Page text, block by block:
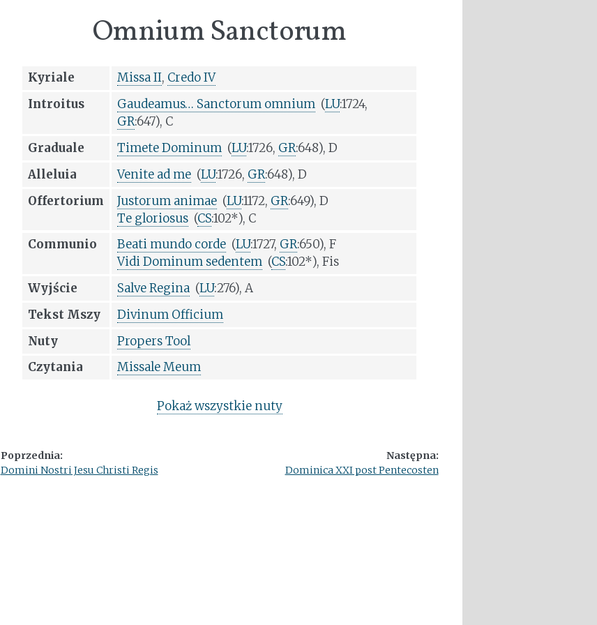
Omnium Sanctorum
Kyriale Missa II, Credo IV
Introitus
Gaudeamus… Sanctorum omnium (LU:1724,
GR:647), C
Graduale
Timete Dominum (LU:1726, GR:648), D
Alleluia
Venite ad me (LU:1726, GR:648), D
Offertorium
Justorum animae (LU:1172, GR:649), D
Te gloriosus (CS:102*), C
Communio
Beati mundo corde (LU:1727, GR:650), F
Vidi Dominum sedentem (CS:102*), Fis
Wyjście
Salve Regina (LU:276), A
Tekst Mszy
Divinum Officium
Nuty
Propers Tool
Czytania
Missale Meum
Pokaż wszystkie nuty
Poprzednia:
Domini Nostri Jesu Christi Regis
Następna:
Dominica XXI post Pentecosten